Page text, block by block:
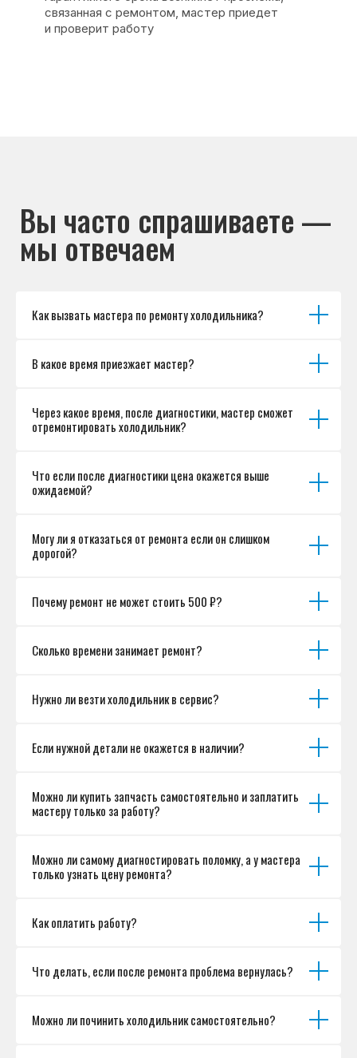
Как вызвать мастера по ремонту холодильника?
В какое время приезжает мастер?
Через какое время, после диагностики, мастер сможет
отремонтировать холодильник?
Что если после диагностики цена окажется выше
ожидаемой?
Могу ли я отказаться от ремонта если он слишком
дорогой?
Почему ремонт не может стоить 500 ₽?
Сколько времени занимает ремонт?
Нужно ли везти холодильник в сервис?
Если нужной детали не окажется в наличии?
Можно ли купить запчасть самостоятельно и заплатить
мастеру только за работу?
Можно ли самому диагностировать поломку, а у мастера
только узнать цену ремонта?
Как оплатить работу?
Что делать, если после ремонта проблема вернулась?
Можно ли починить холодильник самостоятельно?
© Сервисный центр «Морозилка.com».
Ремонт холодильников на дому в Москве
и Московской области
Политика обработки персональных данных
Разработка сайта
Для юр.лиц